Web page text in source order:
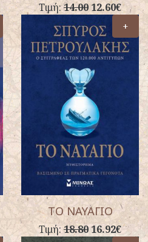
Τιμή:14.00 12.60€
+
ΤΟ ΝΑΥΑΓΙΟ
Τιμή:18.8016.92€